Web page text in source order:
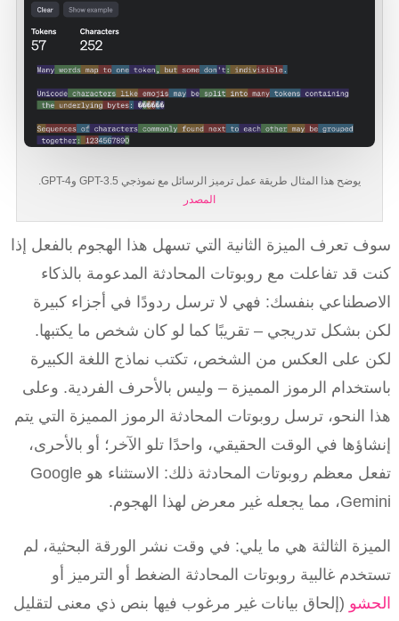
يوضح هذا المثال طريقة عمل ترميز الرسائل مع نموذجي GPT-3.5 وGPT-4.
المصدر
سوف تعرف الميزة الثانية التي تسهل هذا الهجوم بالفعل إذا
كنت قد تفاعلت مع روبوتات المحادثة المدعومة بالذكاء
الاصطناعي بنفسك: فهي لا ترسل ردودًا في أجزاء كبيرة
لكن بشكل تدريجي – تقريبًا كما لو كان شخص ما يكتبها.
لكن على العكس من الشخص، تكتب نماذج اللغة الكبيرة
باستخدام الرموز المميزة – وليس بالأحرف الفردية. وعلى
هذا النحو، ترسل روبوتات المحادثة الرموز المميزة التي يتم
إنشاؤها في الوقت الحقيقي، واحدًا تلو الآخر؛ أو بالأحرى،
تفعل معظم روبوتات المحادثة ذلك: الاستثناء هو Google
Gemini، مما يجعله غير معرض لهذا الهجوم.
الميزة الثالثة هي ما يلي: في وقت نشر الورقة البحثية، لم
تستخدم غالبية روبوتات المحادثة الضغط أو الترميز أو
الحشو (إلحاق بيانات غير مرغوب فيها بنص ذي معنى لتقليل